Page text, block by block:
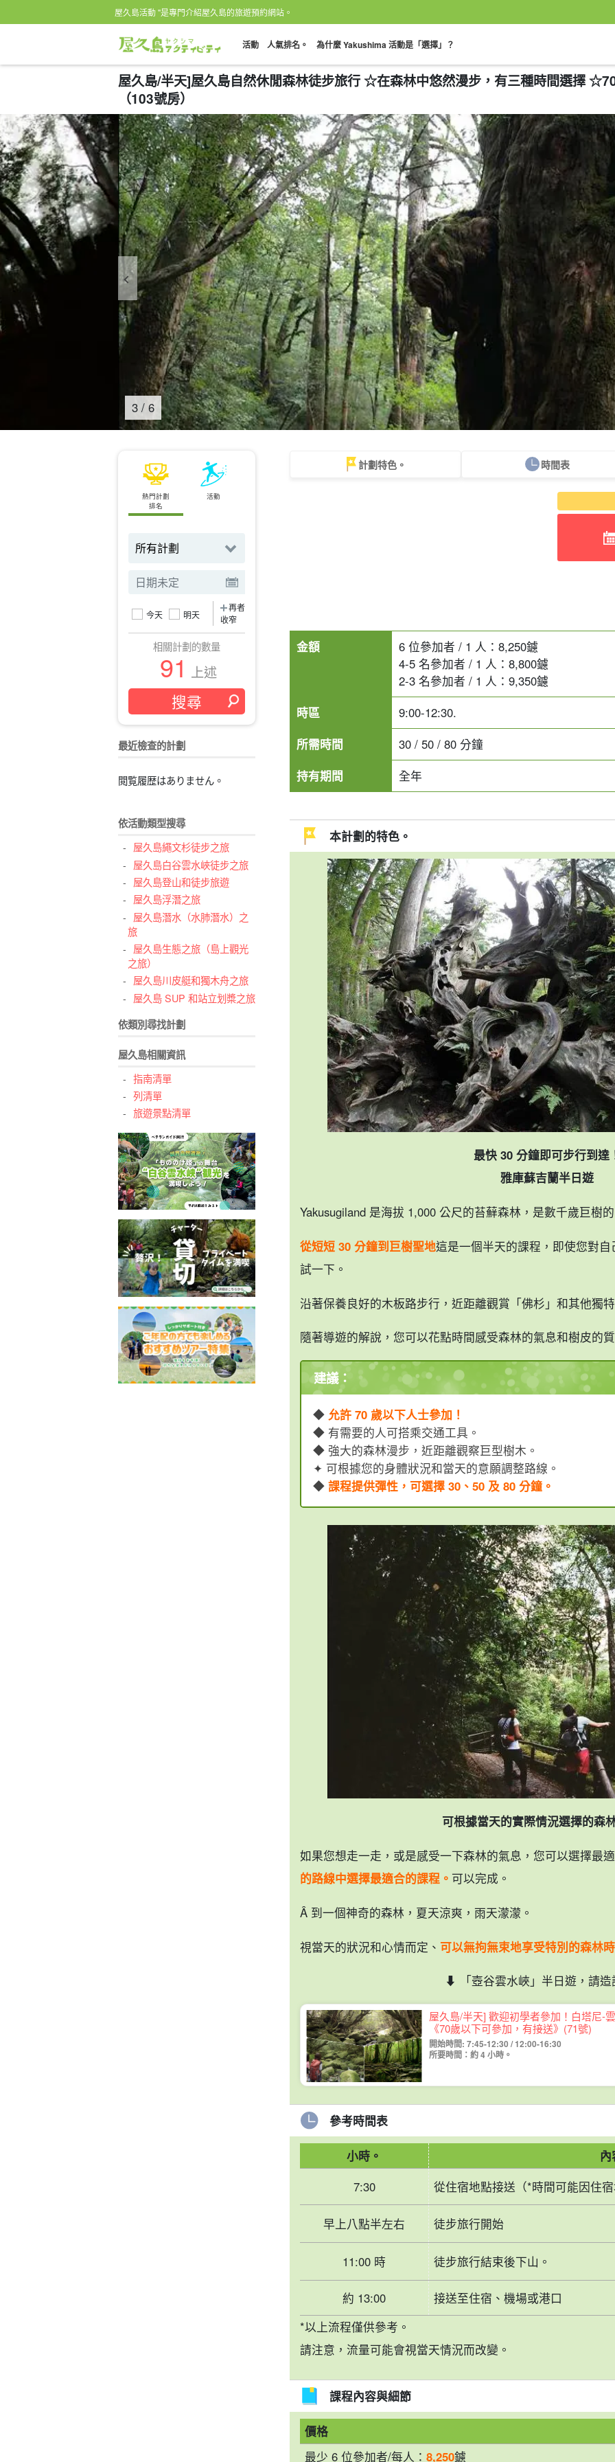
屋久島活動 "是專門介紹屋久島的旅遊預約網站。
活動 人氣排名。 為什麼 Yakushima 活動是「選擇」？
屋久島/半天]屋久島自然休閒森林徒步旅行 ☆在森林中悠然漫步，有三種時間選擇
（103號房）
4 / 6
熱門計劃
排名
活動 繩文杉之旅
今天 明天
再者
收窄
相關計劃的數量
91 上述
最近檢查的計劃
閲覧履歴はありません。
依活動類型搜尋
屋久島繩文杉徒步之旅
屋久島白谷雲水峽徒步之旅
屋久島登山和徒步旅遊
屋久島浮潛之旅
屋久島潛水（水肺潛水）之
旅
屋久島生態之旅（島上觀光
之旅）
屋久島川皮艇和獨木舟之旅
屋久島 SUP 和站立划槳之旅
依類別尋找計劃
屋久島相關資訊
指南清單
列清單
旅遊景點清單
計劃特色。 時間表
金額 6 位參加者 / 1 人： 8,250鑢
4-5 名參加者 / 1 人： 8,800鑢
2-3 名參加者 / 1 人： 9,350鑢
時區
9:00-12:30.
所需時間
30 / 50 / 80 分鐘
持有期間
全年
本計劃的特色。
最快 30 分鐘即可步行到達
雅庫蘇吉蘭半日遊
Yakusugiland 是海拔 1,000 公尺的苔蘚森林，是數千歲巨樹
從短短 30 分鐘到巨樹聖地這是一個半天的課程，即使您對
試一下。
沿著保養良好的木板路步行，近距離觀賞「佛杉」和其他獨
隨著導遊的解說，您可以花點時間感受森林的氣息和樹皮的
建議：
◆ 允許 70 歲以下人士參加！
◆ 有需要的人可搭乘交通工具。
◆ 強大的森林漫步，近距離觀察巨型樹木。
✦ 可根據您的身體狀況和當天的意願調整路線。
◆ 課程提供彈性，可選擇 30、50 及 80 分鐘。
可根據當天的實際情況選擇的森
如果您想走一走，或是感受一下森林的氣息，您可以選擇最
的路線中選擇最適合的課程。 可以完成。
Â 到一個神奇的森林，夏天涼爽，雨天濛濛。
視當天的狀況和心情而定、 可以無拘無束地享受特別的森林
⬇︎ 「壺谷雲水峽」半日遊，請
屋久島/半天] 歡迎初學者參加！白塔尼-
《70歲以下可參加，有接送》(71號)
開始時間: 7:45-12:30 / 12:00-16:30
所要時間：約 4 小時。
參考時間表
小時。
內
7:30
從住宿地點接送（*時間可能因住
早上八點半左右 徒步旅行開始
11:00 時 徒步旅行結束後下山。
約 13:00
接送至住宿、機場或港口
*以上流程僅供參考。
請注意，流量可能會視當天情況而改變。
課程內容與細節
價格
最少 6 位參加者/每人： 8,250鑢